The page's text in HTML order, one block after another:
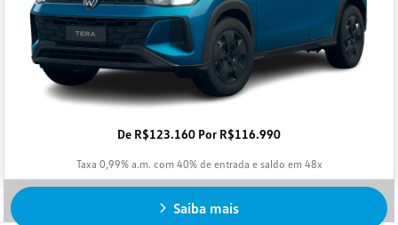
De R$123.160 Por R$116.990
Taxa 0,99% a.m. com 40% de entrada e saldo em 48x
Saiba mais